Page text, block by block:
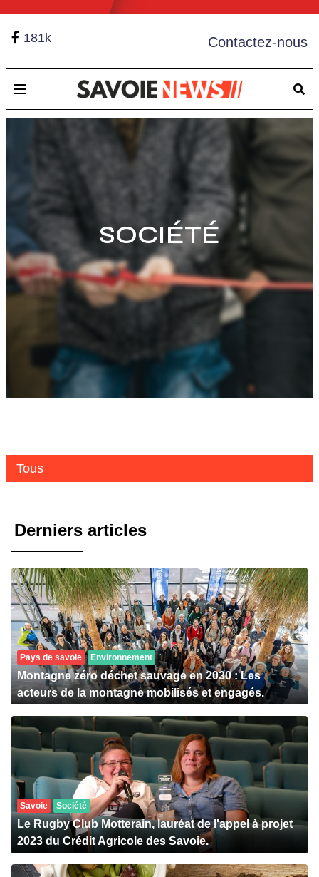
181k Contactez-nous
Open main menu
SOCIÉTÉ
Tous
Derniers articles
Pays de savoie Environnement
Montagne zéro déchet sauvage en 2030 : Les
acteurs de la montagne mobilisés et engagés.
Savoie Société
Le Rugby Club Motterain, lauréat de l'appel à projet
2023 du Crédit Agricole des Savoie.